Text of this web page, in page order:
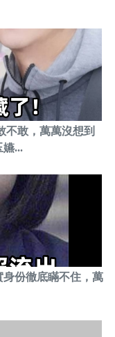
不敢，萬萬沒想到
嬿...
份徹底瞞不住，萬